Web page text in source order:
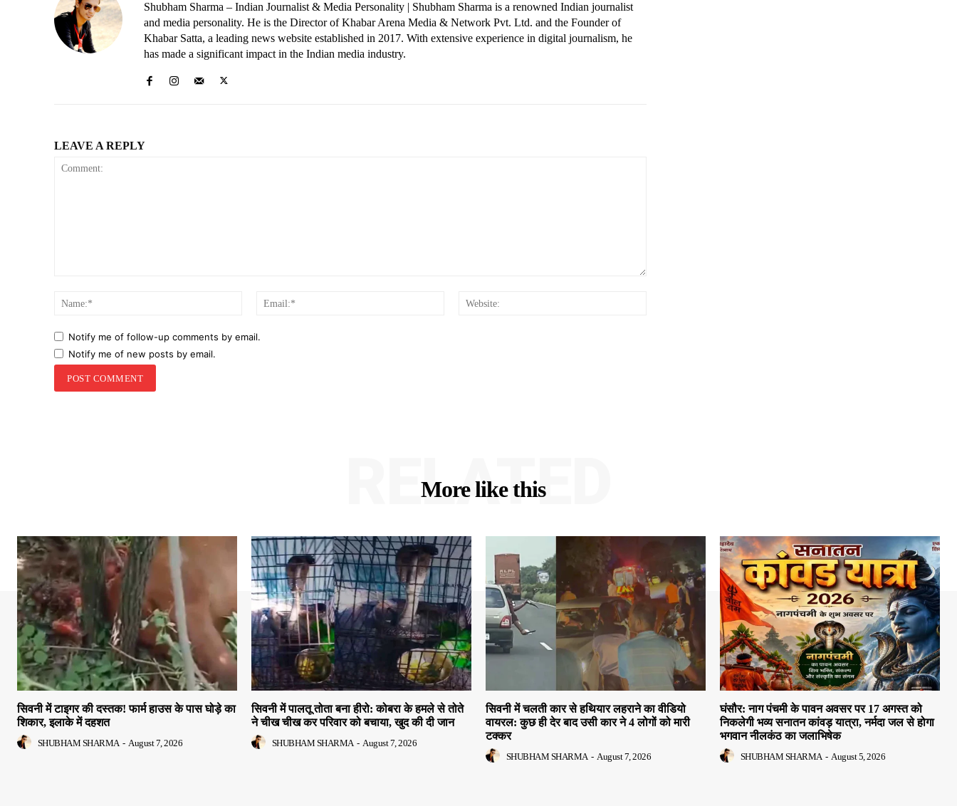
Shubham Sharma – Indian Journalist & Media Personality | Shubham Sharma is a renowned Indian journalist
and media personality. He is the Director of Khabar Arena Media & Network Pvt. Ltd. and the Founder of
Khabar Satta, a leading news website established in 2017. With extensive experience in digital journalism, he
has made a significant impact in the Indian media industry.
LEAVE A REPLY
Name:*
Email:*
Notify me of follow-up comments by email.
Notify me of new posts by email.
More like this
RELATED
सिवनी में टाइगर की दस्तक! फार्म हाउस के पास घोड़े का
शिकार, इलाके में दहशत
SHUBHAM SHARMA - August 7, 2026
सिवनी में पालतू तोता बना हीरो: कोबरा के हमले से तोते
ने चीख चीख कर परिवार को बचाया, खुद की दी जान
SHUBHAM SHARMA - August 7, 2026
सिवनी में चलती कार से हथियार लहराने का वीडियो
वायरल: कुछ ही देर बाद उसी कार ने 4 लोगों को मारी
टक्कर
SHUBHAM SHARMA - August 7, 2026
घंसौर: नाग पंचमी के पावन अवसर पर 17 अगस्त को
निकलेगी भव्य सनातन कांवड़ यात्रा, नर्मदा जल से होगा
भगवान नीलकंठ का जलाभिषेक
SHUBHAM SHARMA - August 5, 2026